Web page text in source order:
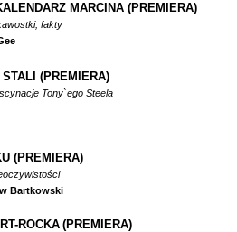
MARCINA (PREMIERA)
fakty
(PREMIERA)
Tony`ego Steela
(PREMIERA)
Bartkowski
ROCKA (PREMIERA)